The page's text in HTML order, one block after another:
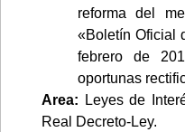
reforma del
«Boletín Oficial
febrero de
oportunas
Area: Leyes de
Real Decreto-Ley.